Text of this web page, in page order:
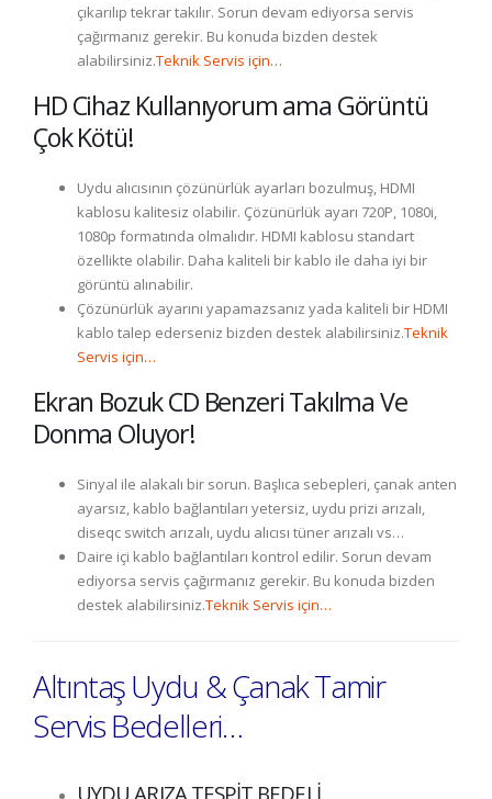
çıkarılıp tekrar takılır. Sorun devam ediyorsa servis
çağırmanız gerekir. Bu konuda bizden destek
alabilirsiniz.Teknik Servis için…
HD Cihaz Kullanıyorum ama Görüntü
Çok Kötü!
Uydu alıcısının çözünürlük ayarları bozulmuş, HDMI
kablosu kalitesiz olabilir. Çözünürlük ayarı 720P, 1080i,
1080p formatında olmalıdır. HDMI kablosu standart
özellikte olabilir. Daha kaliteli bir kablo ile daha iyi bir
görüntü alınabilir.
Çözünürlük ayarını yapamazsanız yada kaliteli bir HDMI
kablo talep ederseniz bizden destek alabilirsiniz.Teknik
Servis için…
Ekran Bozuk CD Benzeri Takılma Ve
Donma Oluyor!
Sinyal ile alakalı bir sorun. Başlıca sebepleri, çanak anten
ayarsız, kablo bağlantıları yetersiz, uydu prizi arızalı,
diseqc switch arızalı, uydu alıcısı tüner arızalı vs…
Daire içi kablo bağlantıları kontrol edilir. Sorun devam
ediyorsa servis çağırmanız gerekir. Bu konuda bizden
destek alabilirsiniz.Teknik Servis için…
Altıntaş Uydu & Çanak Tamir
Servis Bedelleri…
UYDU ARIZA TESPİT BEDELİ